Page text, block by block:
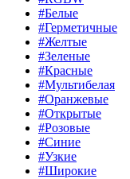
#Белые
#Герметичные
#Желтые
#Зеленые
#Красные
#Мультибелая
#Оранжевые
#Открытые
#Розовые
#Синие
#Узкие
#Широкие